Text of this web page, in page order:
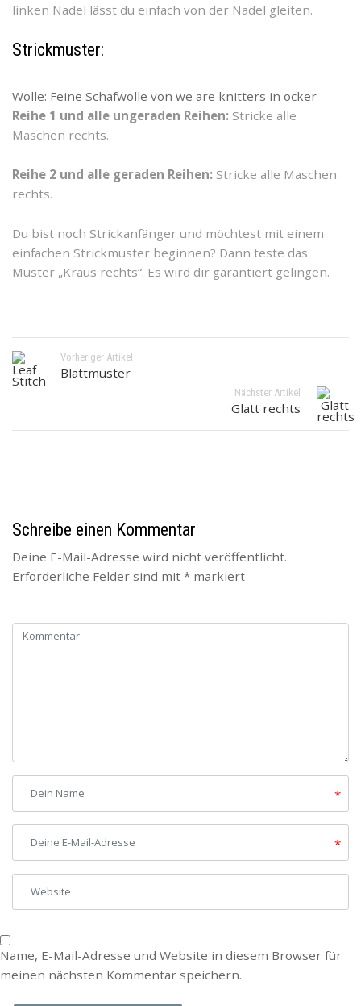
linken Nadel lässt du einfach von der Nadel gleiten.
Strickmuster:
Wolle: Feine Schafwolle von we are knitters in ocker
Reihe 1 und alle ungeraden Reihen: Stricke alle
Maschen rechts.
Reihe 2 und alle geraden Reihen: Stricke alle Maschen
rechts.
Du bist noch Strickanfänger und möchtest mit einem
einfachen Strickmuster beginnen? Dann teste das
Muster „Kraus rechts“. Es wird dir garantiert gelingen.
Vorheriger Artikel
Blattmuster
Nächster Artikel
Glatt rechts
Schreibe einen Kommentar
Deine E-Mail-Adresse wird nicht veröffentlicht.
Erforderliche Felder sind mit * markiert
*
*
Name, E-Mail-Adresse und Website in diesem Browser für
meinen nächsten Kommentar speichern.